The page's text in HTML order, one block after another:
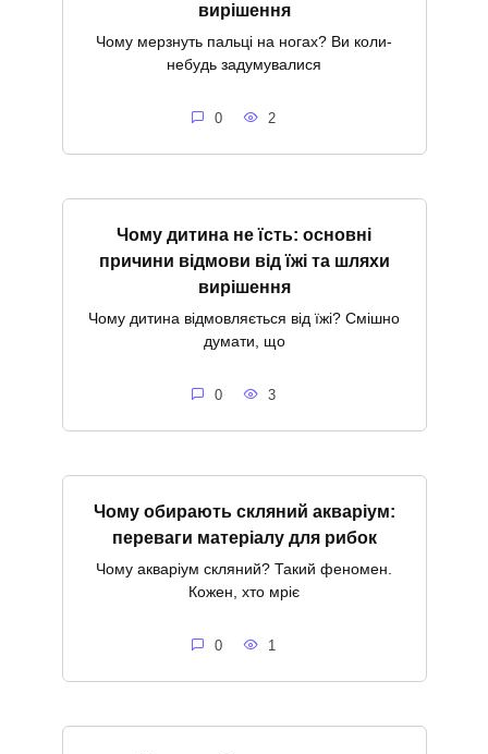
вирішення
Чому мерзнуть пальці на ногах? Ви коли-
небудь задумувалися
0 2
Чому дитина не їсть: основні
причини відмови від їжі та шляхи
вирішення
Чому дитина відмовляється від їжі? Смішно
думати, що
0 3
Чому обирають скляний акваріум:
переваги матеріалу для рибок
Чому акваріум скляний? Такий феномен.
Кожен, хто мріє
0 1